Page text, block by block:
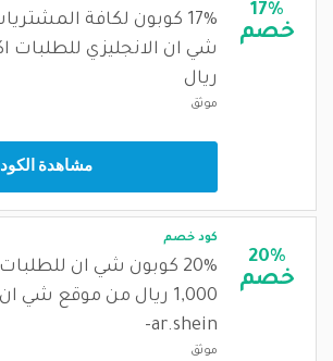
17%
خصم
17% كوبون لكافة
ريال
موثق
مشاهدة الكود
20%
خصم
كود خصم
20% كوبون شي ان
1,000 ريال من موقع شي
ar.shein-
موثق